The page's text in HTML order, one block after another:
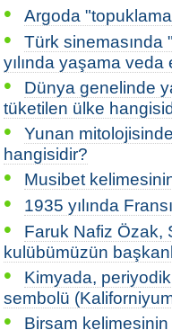
• Argoda
•
Türk sinemasında
yılında yaşama
•
Dünya genelinde
tüketilen ülke
•
Yunan
hangisidir?
• Musibet
• 1935 yılında
•
Faruk Nafiz Özak,
kulübümüzün
•
Kimyada,
sembolü
• Birsam kelimesinin